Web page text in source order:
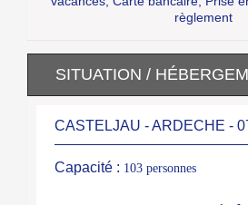
règlement
SITUATION /
CASTELJAU - ARDECHE -
Capacité : 103 personnes